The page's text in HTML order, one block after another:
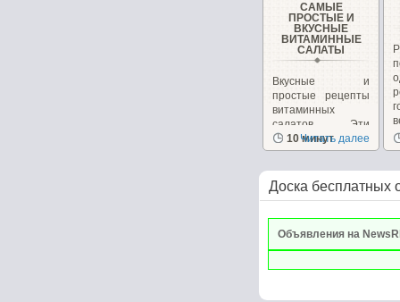
САМЫЕ
ПРОСТЫЕ И
ВКУСНЫЕ
ВИТАМИННЫЕ
САЛАТЫ
Вкусные и
простые рецепты
витаминных
салатов. Эти
салаты очень
вкусные сами...
10 минут
Читать далее
Доска бесплатных
Объявления на